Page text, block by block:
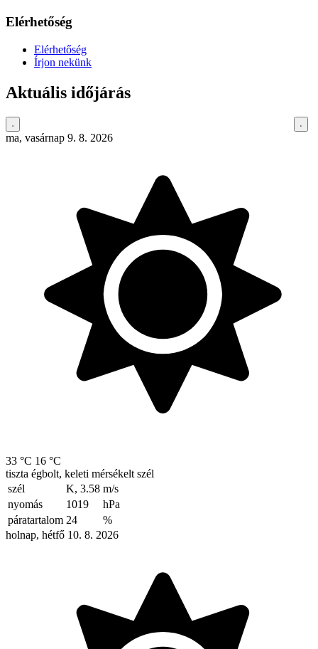
Elérhetőség
Elérhetőség
Írjon nekünk
Aktuális időjárás
ma, vasárnap 9. 8. 2026
33 °C 16 °C
tiszta égbolt, keleti mérsékelt szél
szél
K, 3.58 m/s
nyomás
1019
hPa
páratartalom 24
%
holnap, hétfő 10. 8. 2026